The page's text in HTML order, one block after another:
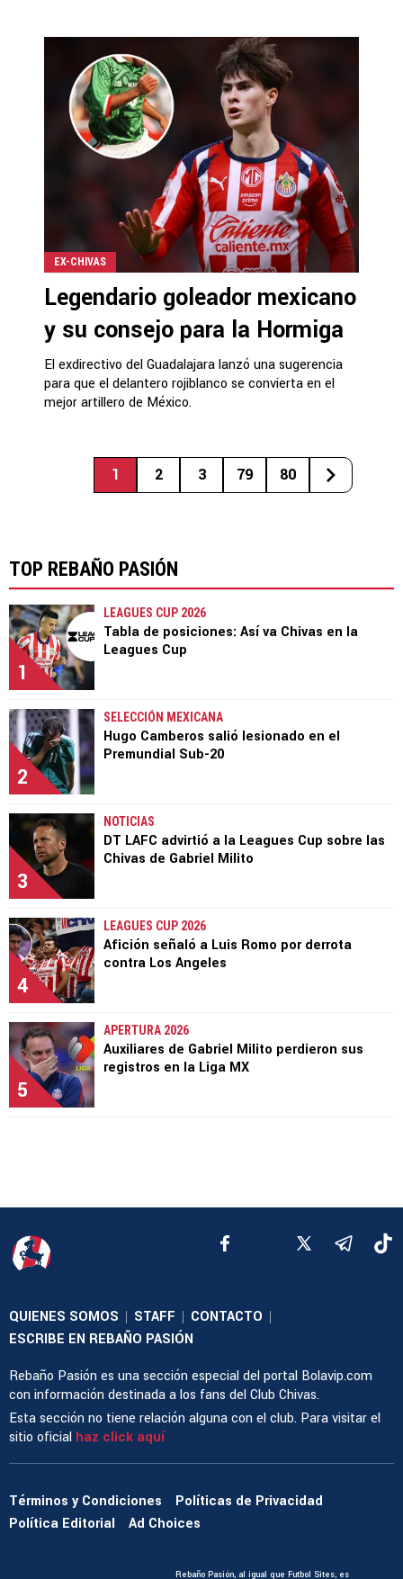
EX-CHIVAS
Legendario goleador mexicano
y su consejo para la Hormiga
El exdirectivo del Guadalajara lanzó una sugerencia
para que el delantero rojiblanco se convierta en el
mejor artillero de México.
1 2 3 79 80
TOP REBAÑO PASIÓN
1
LEAGUES CUP 2026
Tabla de posiciones: Así va Chivas en la
Leagues Cup
2
SELECCIÓN MEXICANA
Hugo Camberos salió lesionado en el
Premundial Sub-20
3
NOTICIAS
DT LAFC advirtió a la Leagues Cup sobre las
Chivas de Gabriel Milito
4
LEAGUES CUP 2026
Afición señaló a Luis Romo por derrota
contra Los Angeles
5
APERTURA 2026
Auxiliares de Gabriel Milito perdieron sus
registros en la Liga MX
QUIENES SOMOS | STAFF | CONTACTO |
ESCRIBE EN REBAÑO PASIÓN
Rebaño Pasión es una sección especial del portal Bolavip.com
con información destinada a los fans del Club Chivas.
Esta sección no tiene relación alguna con el club. Para visitar el
sitio oficial haz click aquí
Términos y Condiciones
Políticas de Privacidad
Política Editorial
Ad Choices
Rebaño Pasión, al igual que Futbol Sites, es